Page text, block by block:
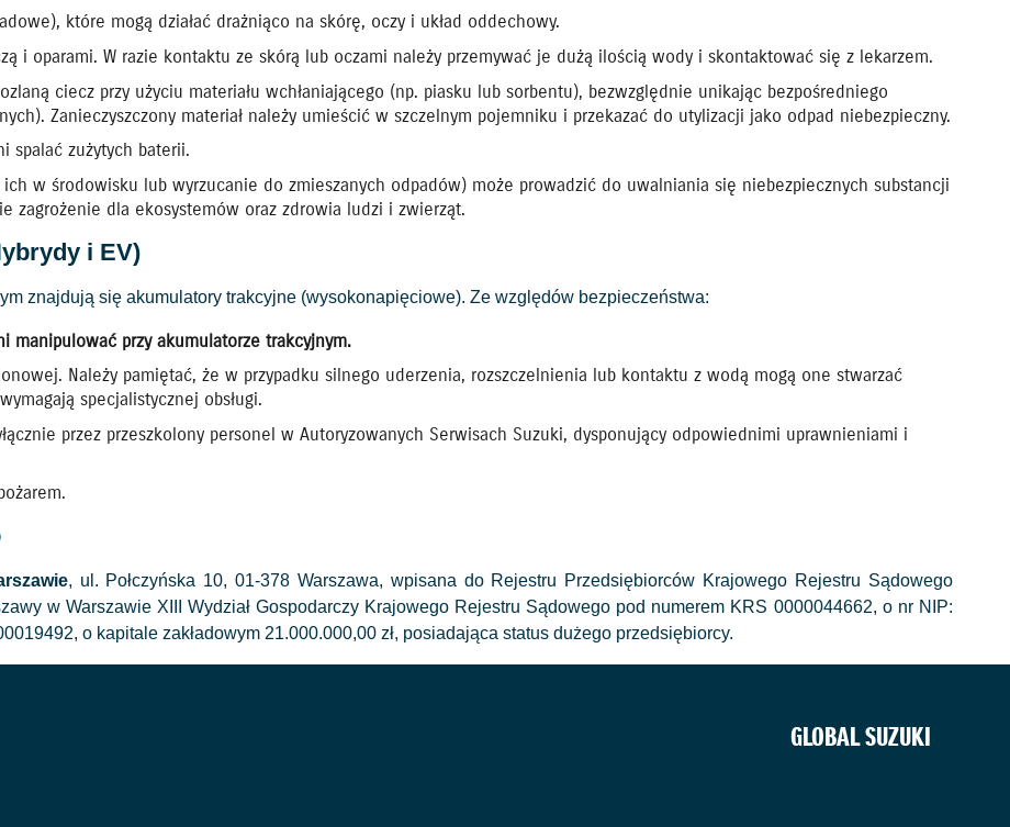
które mogą działać drażniąco na skórę, oczy i układ oddechowy.
i oparami. W razie kontaktu ze skórą lub oczami należy przemywać je dużą ilością wody i skontaktować się z lekarzem.
ciecz przy użyciu materiału wchłaniającego (np. piasku lub sorbentu), bezwzględnie unikając bezpośredniego
Zanieczyszczony materiał należy umieścić w szczelnym pojemniku i przekazać do utylizacji jako odpad niebezpieczny.
spalać zużytych baterii.
w środowisku lub wyrzucanie do zmieszanych odpadów) może prowadzić do uwalniania się niebezpiecznych substancji
zagrożenie dla ekosystemów oraz zdrowia ludzi i zwierząt.
i EV)
znajdują się akumulatory trakcyjne (wysokonapięciowe). Ze względów bezpieczeństwa:
przy akumulatorze trakcyjnym.
Należy pamiętać, że w przypadku silnego uderzenia, rozszczelnienia lub kontaktu z wodą mogą one stwarzać
specjalistycznej obsługi.
przez przeszkolony personel w Autoryzowanych Serwisach Suzuki, dysponujący odpowiednimi uprawnieniami i
, ul. Połczyńska 10, 01-378 Warszawa, wpisana do Rejestru Przedsiębiorców Krajowego Rejestru Sądowego
w Warszawie XIII Wydział Gospodarczy Krajowego Rejestru Sądowego pod numerem KRS 0000044662, o nr NIP:
o kapitale zakładowym 21.000.000,00 zł, posiadająca status dużego przedsiębiorcy.
GLOBAL SUZUKI